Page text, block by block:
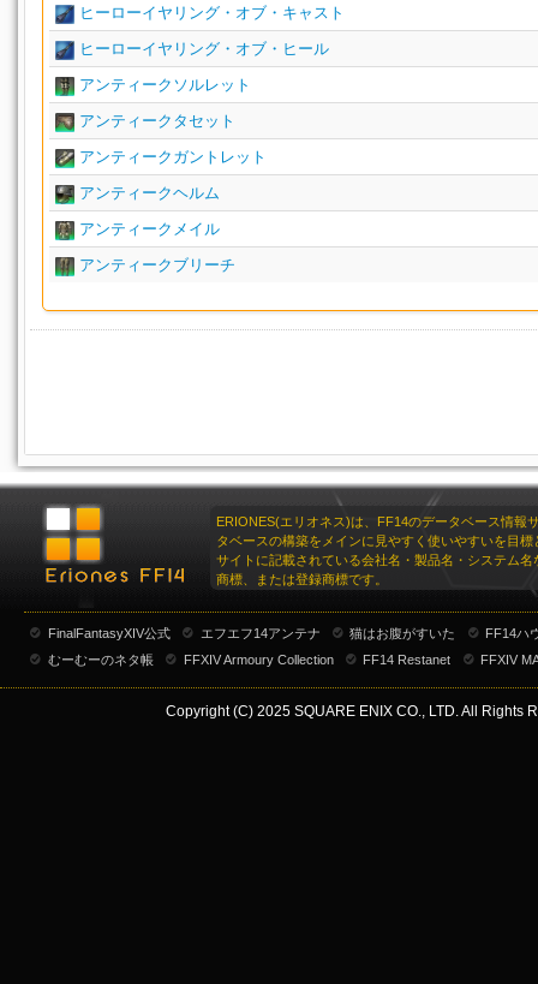
ヒーローイヤリング・オブ・キャスト
ヒーローイヤリング・オブ・ヒール
アンティークソルレット
アンティークタセット
アンティークガントレット
アンティークヘルム
アンティークメイル
アンティークブリーチ
ERIONES(エリオネス)は、FF14のデータベース情報
タベースの構築をメインに見やすく使いやすいを目標
サイトに記載されている会社名・製品名・システム名
商標、または登録商標です。
FinalFantasyXIV公式 エフエフ14アンテナ 猫はお腹がすいた
FF14ハ
むーむーのネタ帳
FFXIV Armoury Collection FF14 Restanet FFXIV
Copyright (C) 2025 SQUARE ENIX CO., LTD. All Rights